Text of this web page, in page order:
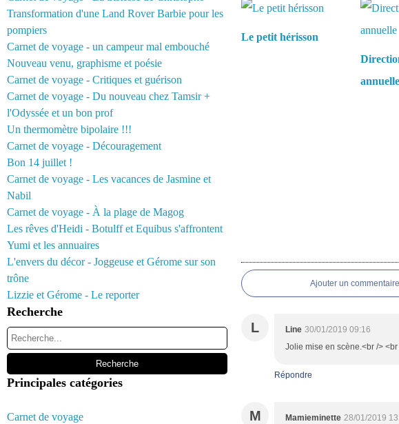
Transformation d'une Land Rover Barbie pour les
pompiers
Carnet de voyage - un campeur mal embouché
Nouveau venu, graphisme et poésie
Carnet de voyage - Critiques et guérison
Carnet de voyage - Du nouveau chez Tamsir +
l'Odyssée et un bon prof
Un thermomètre bipolaire !!!
Carnet de voyage - Découragement
Bon 14 juillet !
Carnet de voyage - Les vacances de Jasmine et
Nabil
Carnet de voyage - À la plage de Magog
Les rêves d'Heidi - Botulff et Equibus s'affrontent
Yumi et les annuaires
L'envers du décor - Joggeuse et Gérome sur son
trône
Lizzie et Gérome - Le reporter
Recherche
Principales catégories
Carnet de voyage
Le petit hérisson
annuelle
Ajouter un commentaire
L Line 30/01/2019 09:16
Jolie mise en scène.<br />
Répondre
M Mamieminette 28/01/2019